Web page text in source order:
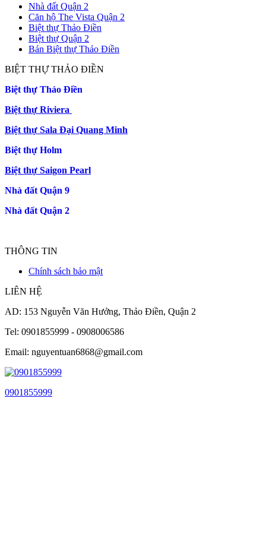
Nhà đất Quận 2
Căn hộ The Vista Quận 2
Biệt thự Thảo Điền
Biệt thự Quận 2
Bán Biệt thự Thảo Điền
BIỆT THỰ THẢO ĐIỀN
Biệt thự Thảo Điền
Biệt thự Riviera
Biệt thự Sala Đại Quang Minh
Biệt thự Holm
Biệt thự Saigon Pearl
Nhà đất Quận 9
Nhà đất Quận 2
THÔNG TIN
Chính sách bảo mật
LIÊN HỆ
AD: 153 Nguyễn Văn Hưởng, Thảo Điền, Quận 2
Tel: 0901855999 - 0908006586
Email: nguyentuan6868@gmail.com
0901855999